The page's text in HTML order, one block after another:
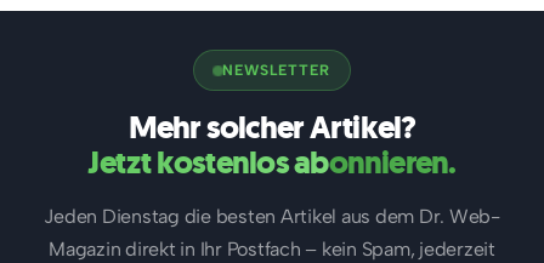
Werkzeuge wie A11yEngine markieren Kontrast-
NEWSLETTER
Mehr solcher Artikel?
Jetzt kostenlos abonnieren.
Jeden Dienstag die besten Artikel aus dem Dr. Web-
Magazin direkt in Ihr Postfach – kein Spam, jederzeit